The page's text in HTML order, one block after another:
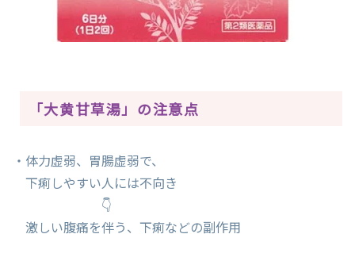
「大黄甘草湯」の注意点
・体力虚弱、胃腸虚弱で、
下痢しやすい人には不向き
👇
激しい腹痛を伴う、下痢などの副作用